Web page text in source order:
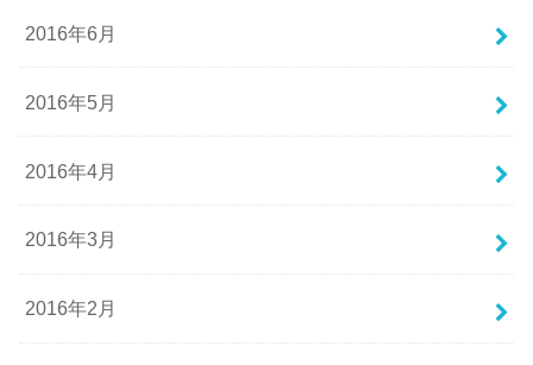
2016年6月
2016年5月
2016年4月
2016年3月
2016年2月